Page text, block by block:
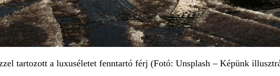
tartozott a luxuséletet fenntartó férj (Fotó: Unsplash – Képünk